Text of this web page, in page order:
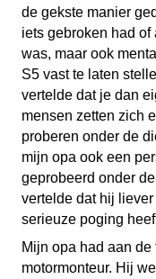
de gekste manier
iets gebroken had
was, maar ook
S5 vast te laten
vertelde dat je dan
mensen zetten zich
proberen onder de
mijn opa ook een
geprobeerd onder
vertelde dat hij
serieuze poging
Mijn opa had aan
motormonteur. Hij